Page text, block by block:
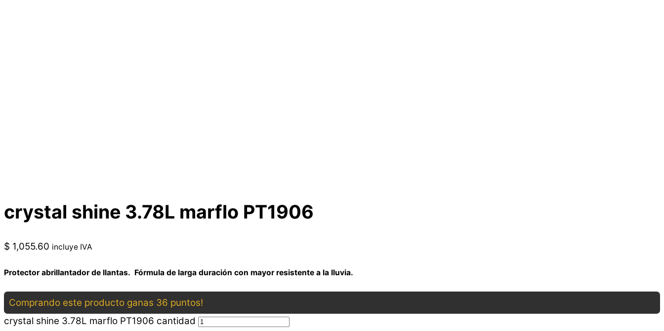
crystal shine 3.78L marflo PT1906
$ 1,055.60 incluye IVA
Protector abrillantador de llantas. Fórmula de larga duración con mayor resistente a la lluvia.
Comprando este producto ganas 36 puntos!
crystal shine 3.78L marflo PT1906 cantidad